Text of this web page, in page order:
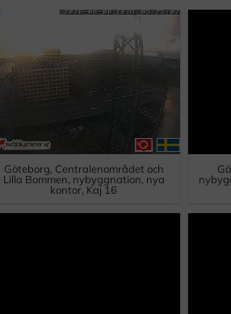
Göteborg, Centralenområdet och
Lilla Bommen, nybyggnation, nya
kontor, Kaj 16